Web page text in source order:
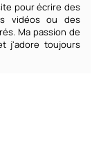
pour écrire des
vidéos ou des
Ma passion de
j'adore toujours